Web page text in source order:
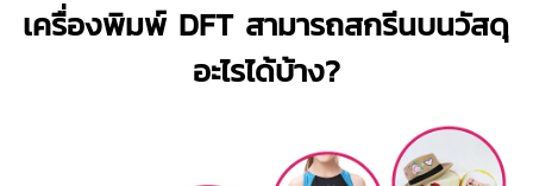
เครื่องพิมพ์ DFT สามารถสกรีนบนวัสดุ
อะไรได้บ้าง?